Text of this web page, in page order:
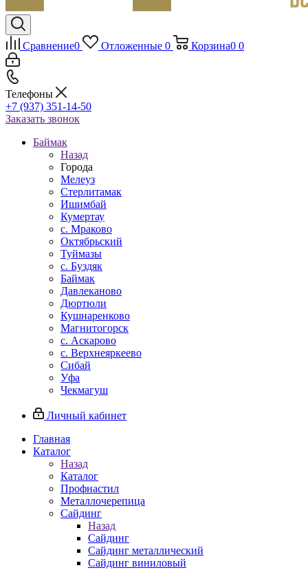
Сравнение0 Отложенные 0 Корзина0 0
Телефоны
+7 (937) 351-14-50
Заказать звонок
Баймак
Назад
Города
Мелеуз
Стерлитамак
Ишимбай
Кумертау
c. Мраково
Октябрьский
Туймазы
c. Буздяк
Баймак
Давлеканово
Дюртюли
Кушнаренково
Магнитогорск
с. Аскарово
с. Верхнеяркеево
Сибай
Уфа
Чекмагуш
Личный кабинет
Главная
Каталог
Назад
Каталог
Профнастил
Металлочерепица
Сайдинг
Назад
Сайдинг
Сайдинг металлический
Сайдинг виниловый